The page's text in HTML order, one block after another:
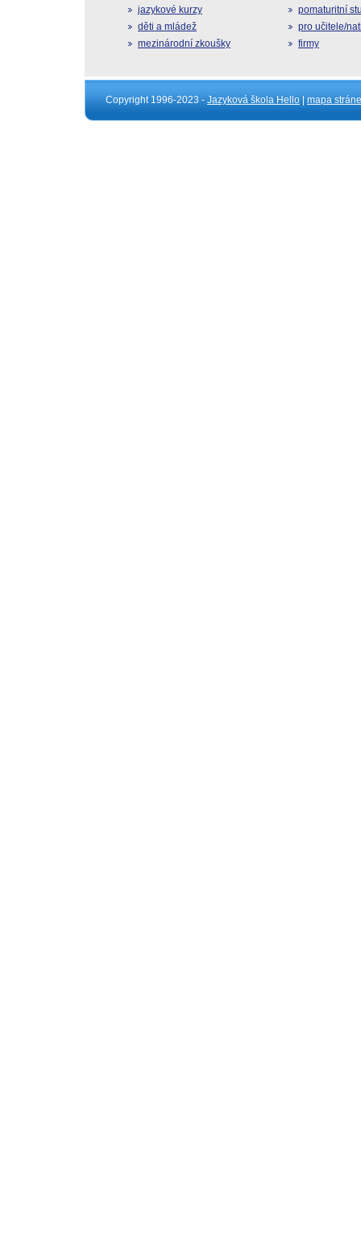
jazykové kurzy
děti a mládež
mezinárodní zkoušky
pomaturitní
pro učitele/
firmy
Copyright 1996-2023 - Jazyková škola Hello mapa